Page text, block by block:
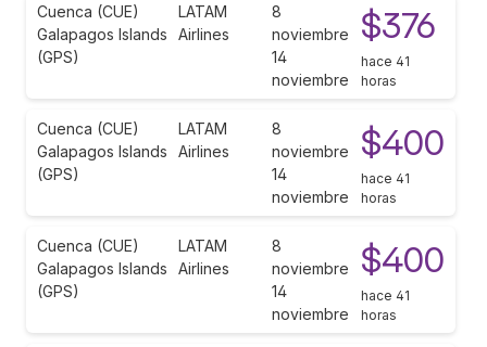
Cuenca (CUE)
Galapagos Islands
(GPS)
LATAM
Airlines
8
noviembre
14
noviembre
$376
hace 41
horas
Cuenca (CUE)
Galapagos Islands
(GPS)
LATAM
Airlines
8
noviembre
14
noviembre
$400
hace 41
horas
Cuenca (CUE)
Galapagos Islands
(GPS)
LATAM
Airlines
8
noviembre
14
noviembre
$400
hace 41
horas